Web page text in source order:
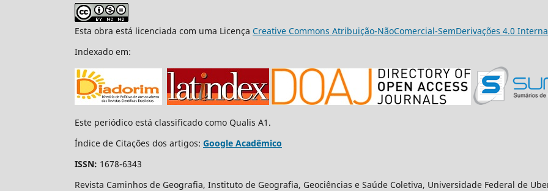
Esta obra está licenciada com uma Licença Creative Commons Atribuição-NãoComercial-SemDerivações 4.0
Indexado em:
Este periódico está classificado como Qualis A1.
Índice de Citações dos artigos: Google Acadêmico
ISSN: 1678-6343
Revista Caminhos de Geografia, Instituto de Geografia, Geociências e Saúde Coletiva, Universidade Federal de